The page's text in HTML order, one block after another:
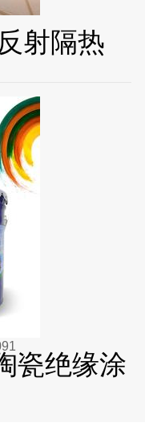
射隔热
瓷绝缘涂